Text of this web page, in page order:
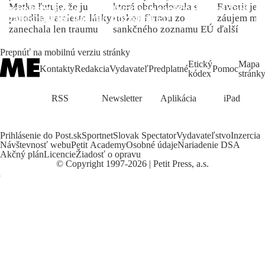
Matka ľutuje, že ju
porodila, namiesto lásky
zanechala len traumu
ktorá obchodovala s
ruskou firmou zo
sankčného zoznamu EÚ
Favorit je
záujem
ďalší
Prepnúť na mobilnú verziu stránky
KontaktyRedakciaVydavateľPredplatnéEtický
kódexPomocMapa
stránky
RSS Newsletter Aplikácia iPad
Prihlásenie do Post.skSportnetSlovak SpectatorVydavateľstvoInzercia
Návštevnosť webuPetit AcademyOsobné údajeNariadenie DSA
Akčný plánLicencieŽiadosť o opravu
© Copyright 1997-2026 | Petit Press, a.s.